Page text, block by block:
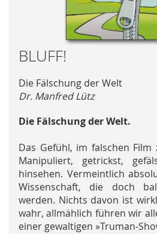
Skip
to
the
beginning
of
the
gallery
BLUFF!
Die Fälschung der Welt
Dr. Manfred Lütz
Die Fälschung der Welt.
Das Gefühl, im falschen
Manipuliert, getrickst,
hinsehen. Vermeintlich
Wissenschaft, die doch
werden. Nichts davon ist
wahr, allmählich führen wir
einer gewaltigen »Truman-